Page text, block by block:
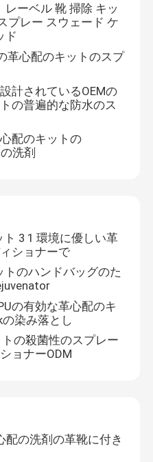
ーベル 靴 掃除 キッ
プレー スウェード ケ
ド
革心配のキットのスプ
計されているOEMの
の普遍的な防水のス
配のキットの
洗剤
ト 3 1 環境に優しい革
ショナーで
トのハンドバッグのた
の有効な革心配のキ
染み落とし
の殺菌性のスプレー
ョナーODM
配の洗剤の革靴に付き